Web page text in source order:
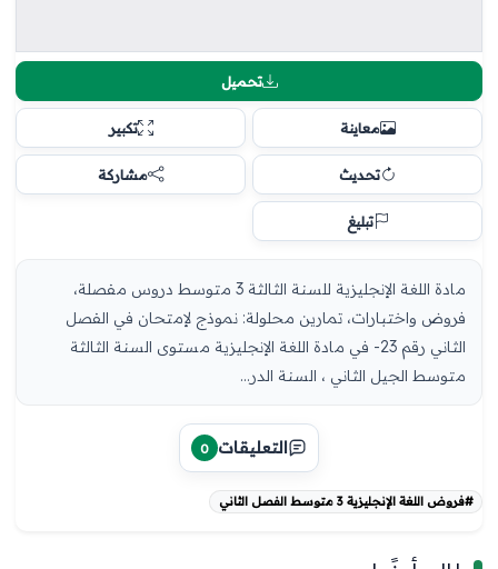
تحميل
معاينة تكبير
تحديث مشاركة
تبليغ
مادة اللغة الإنجليزية للسنة الثالثة 3 متوسط دروس مفصلة،
فروض واختبارات، تمارين محلولة: نموذج لإمتحان في الفصل
الثاني رقم 23- في مادة اللغة الإنجليزية مستوى السنة الثالثة
متوسط الجيل الثاني ، السنة الدر...
التعليقات 0
#فروض اللغة الإنجليزية 3 متوسط الفصل الثاني